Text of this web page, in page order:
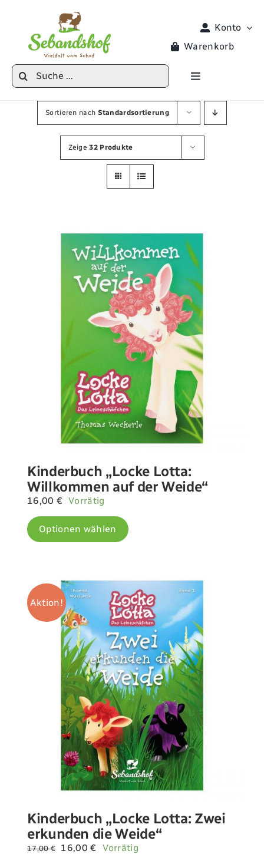
springen
Konto
Warenkorb
Suche
nach:
Toggle
Produkte
Veranstaltungen
Locke Lotta
Newsletter
Sortieren nach Standardsortierung
Zeige32 Produkte
Kinderbuch „Locke Lotta:
Willkommen auf der Weide“
16,00 € Vorrätig
Optionen wählen
Aktion!
Kinderbuch „Locke Lotta: Zwei
erkunden die Weide“
17,00€
Ursprünglicher
16,00€ Aktueller
Vorrätig